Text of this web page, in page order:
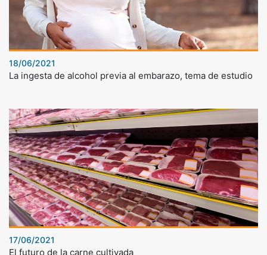
18/06/2021
La ingesta de alcohol previa al embarazo, tema de estudio
17/06/2021
El futuro de la carne cultivada